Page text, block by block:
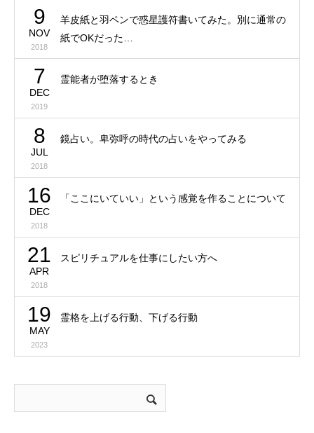
9
NOV
2018
羊皮紙と羽ペンで惑星護符書いてみた。別に通常の
紙でOKだった…
7
DEC
2019
霊能者が堕落するとき
8
JUL
2018
鏡占い。卑弥呼の時代の占いをやってみる
16
DEC
2018
「ここにいていい」という感覚を作ることについて
21
APR
2018
スピリチュアルを仕事にしたい方へ
19
MAY
2023
霊格を上げる行動、下げる行動